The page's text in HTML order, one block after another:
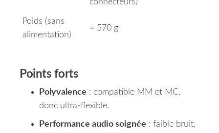
connecteurs)
Poids (sans
alimentation)
≈ 570 g
Points forts
Polyvalence : compatible MM et MC,
donc ultra-flexible.
Performance audio soignée : faible bruit,